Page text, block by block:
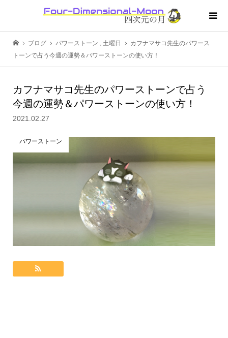
ブログ パワーストーン , 土曜日
カフナマサコ先生のパワース
トーンで占う今週の運勢＆パワーストーンの使い方！
カフナマサコ先生のパワーストーンで占う
今週の運勢＆パワーストーンの使い方！
2021.02.27
パワーストーン